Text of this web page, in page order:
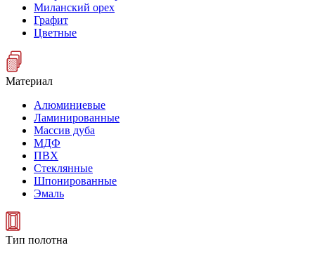
Миланский орех
Графит
Цветные
Материал
Алюминиевые
Ламинированные
Массив дуба
МДФ
ПВХ
Стеклянные
Шпонированные
Эмаль
Тип полотна